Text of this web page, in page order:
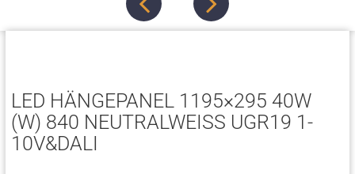
LED HÄNGEPANEL 1195×295 40W
(W) 840 NEUTRALWEISS UGR19 1-1
0V&DALI